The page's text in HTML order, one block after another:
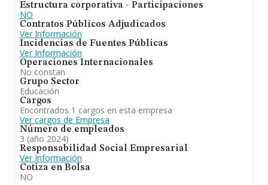
Estructura corporativa - Participaciones
NO
Contratos Públicos Adjudicados
Ver Información
Incidencias de Fuentes Públicas
Ver Información
Operaciones Internacionales
No constan
Grupo Sector
Educación
Cargos
Encontrados 1 cargos en esta empresa
Ver cargos de Empresa
Número de empleados
3 (año 2024)
Responsabilidad Social Empresarial
Ver Información
Cotiza en Bolsa
NO